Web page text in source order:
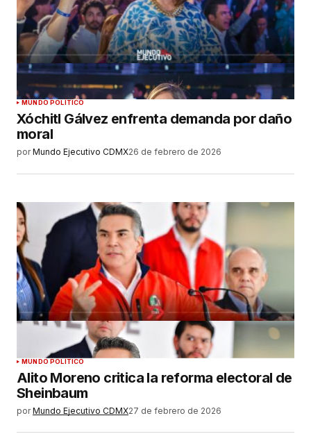
MUNDO POLÍTICO
Xóchitl Gálvez enfrenta demanda por daño
moral
por Mundo Ejecutivo CDMX26 de febrero de 2026
MUNDO POLÍTICO
Alito Moreno critica la reforma electoral de
Sheinbaum
por Mundo Ejecutivo CDMX27 de febrero de 2026